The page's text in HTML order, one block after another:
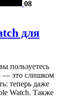
08
для
пользуетесь
— это слишком
теперь даже
Watch. Также